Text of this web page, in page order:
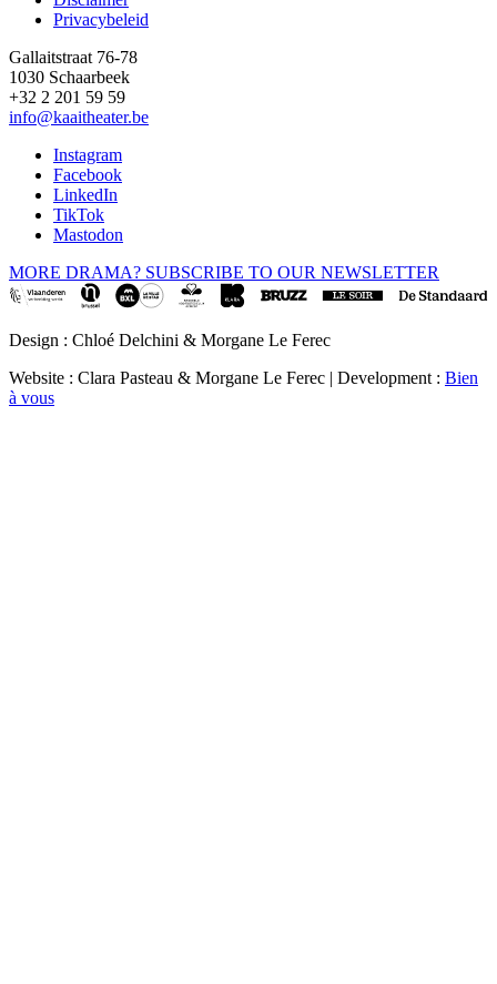
Privacybeleid
Gallaitstraat 76-78
1030 Schaarbeek
+32 2 201 59 59
info@kaaitheater.be
Instagram
Facebook
LinkedIn
TikTok
Mastodon
MORE DRAMA? SUBSCRIBE TO OUR NEWSLETTER
Design : Chloé Delchini & Morgane Le Ferec
Website : Clara Pasteau & Morgane Le Ferec | Development : Bien
à vous